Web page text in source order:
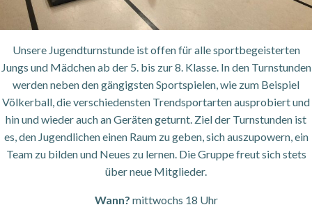
Unsere Jugendturnstunde ist offen für alle sportbegeisterten
Jungs und Mädchen ab der 5. bis zur 8. Klasse. In den Turnstunden
werden neben den gängigsten Sportspielen, wie zum Beispiel
Völkerball, die verschiedensten Trendsportarten ausprobiert und
hin und wieder auch an Geräten geturnt. Ziel der Turnstunden ist
es, den Jugendlichen einen Raum zu geben, sich auszupowern, ein
Team zu bilden und Neues zu lernen. Die Gruppe freut sich stets
über neue Mitglieder.
Wann? mittwochs 18 Uhr